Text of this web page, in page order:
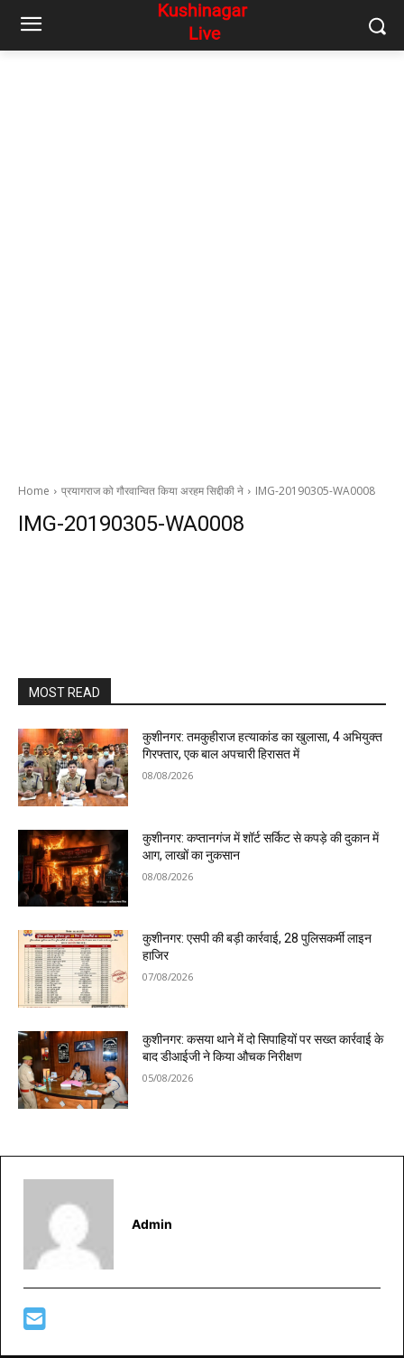
Home प्रयागराज को गौरवान्वित किया अरहम सिद्दीकी ने IMG-20190305-WA0008
IMG-20190305-WA0008
MOST READ
कुशीनगर: तमकुहीराज हत्याकांड का खुलासा, 4 अभियुक्त
गिरफ्तार, एक बाल अपचारी हिरासत में
08/08/2026
कुशीनगर: कप्तानगंज में शॉर्ट सर्किट से कपड़े की दुकान में
आग, लाखों का नुकसान
08/08/2026
कुशीनगर: एसपी की बड़ी कार्रवाई, 28 पुलिसकर्मी लाइन
हाजिर
07/08/2026
कुशीनगर: कसया थाने में दो सिपाहियों पर सख्त कार्रवाई के
बाद डीआईजी ने किया औचक निरीक्षण
05/08/2026
Admin